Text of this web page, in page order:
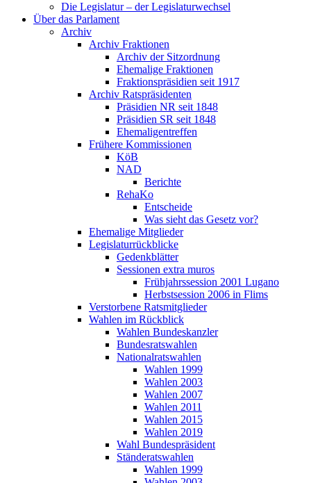
Die Legislatur – der Legislaturwechsel
Über das Parlament
Archiv
Archiv Fraktionen
Archiv der Sitzordnung
Ehemalige Fraktionen
Fraktionspräsidien seit 1917
Archiv Ratspräsidenten
Präsidien NR seit 1848
Präsidien SR seit 1848
Ehemaligentreffen
Frühere Kommissionen
KöB
NAD
Berichte
RehaKo
Entscheide
Was sieht das Gesetz vor?
Ehemalige Mitglieder
Legislaturrückblicke
Gedenkblätter
Sessionen extra muros
Frühjahrssession 2001 Lugano
Herbstsession 2006 in Flims
Verstorbene Ratsmitglieder
Wahlen im Rückblick
Wahlen Bundeskanzler
Bundesratswahlen
Nationalratswahlen
Wahlen 1999
Wahlen 2003
Wahlen 2007
Wahlen 2011
Wahlen 2015
Wahlen 2019
Wahl Bundespräsident
Ständeratswahlen
Wahlen 1999